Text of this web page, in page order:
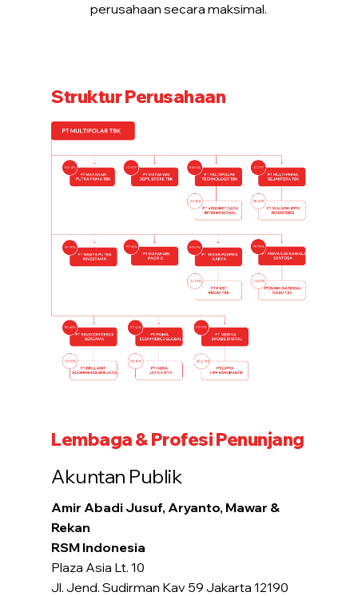
perusahaan secara maksimal.
Struktur Perusahaan
Lembaga & Profesi Penunjang
Akuntan Publik
Amir Abadi Jusuf, Aryanto, Mawar &
Rekan
RSM Indonesia
Plaza Asia Lt. 10
Jl. Jend. Sudirman Kav 59 Jakarta 12190